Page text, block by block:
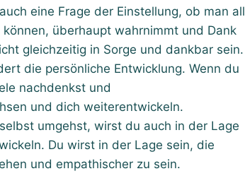
eine Frage der Einstellung, ob man all
überhaupt wahrnimmt und Dank
gleichzeitig in Sorge und dankbar sein.
die persönliche Entwicklung. Wenn du
nachdenkst und
und dich weiterentwickeln.
umgehst, wirst du auch in der Lage
Du wirst in der Lage sein, die
und empathischer zu sein.